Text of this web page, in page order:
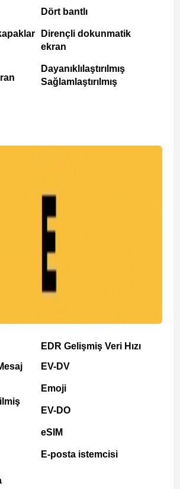
Dört bantlı
Dirençli dokunmatik
ekran
Dayanıklılaştırılmış
Sağlamlaştırılmış
EDR Gelişmiş Veri Hızı
EV-DV
Emoji
EV-DO
eSIM
E-posta istemcisi